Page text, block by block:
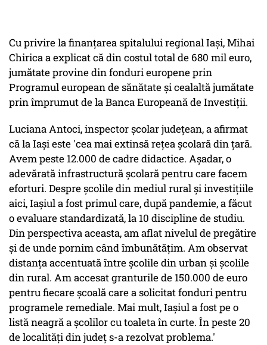
Cu privire la finanțarea spitalului regional Iași, Mihai
Chirica a explicat că din costul total de 680 mil euro,
jumătate provine din fonduri europene prin
Programul european de sănătate și cealaltă jumătate
prin împrumut de la Banca Europeană de Investiții.
Luciana Antoci, inspector școlar județean, a afirmat
că la Iași este 'cea mai extinsă rețea școlară din țară.
Avem peste 12.000 de cadre didactice. Așadar, o
adevărată infrastructură școlară pentru care facem
eforturi. Despre școlile din mediul rural și investițiile
aici, Iașiul a fost primul care, după pandemie, a făcut
o evaluare standardizată, la 10 discipline de studiu.
Din perspectiva aceasta, am aflat nivelul de pregătire
și de unde pornim când îmbunătățim. Am observat
distanța accentuată între școlile din urban și școlile
din rural. Am accesat granturile de 150.000 de euro
pentru fiecare școală care a solicitat fonduri pentru
programele remediale. Mai mult, Iașiul a fost pe o
listă neagră a școlilor cu toaleta în curte. În peste 20
de localități din județ s-a rezolvat problema.'